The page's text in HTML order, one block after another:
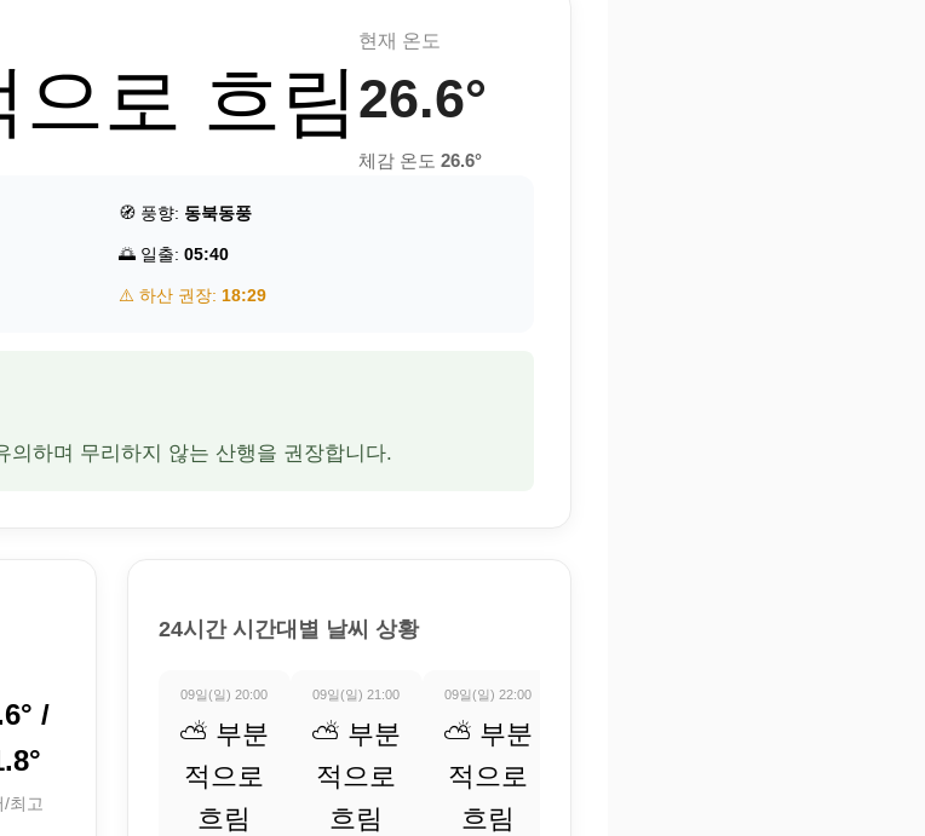
로 흐림
현재 온도
26.6°
체감 온도 26.6°
🧭 풍향: 동북동풍
🌅 일출: 05:40
⚠️ 하산 권장: 18:29
의하며 무리하지 않는 산행을 권장합니다.
/
/최고
24시간 시간대별 날씨 상황
09일(일) 20:00
⛅ 부분
적으로
흐림
09일(일) 21:00
⛅ 부분
적으로
흐림
09일(일) 22:00
⛅ 부분
적으로
흐림